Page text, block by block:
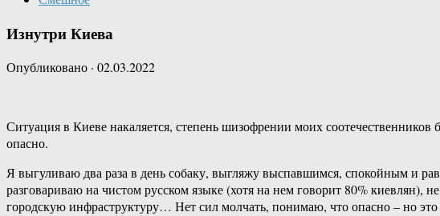
Изнутри Киева
Опубликовано · 02.03.2022
Ситуация в Киеве накаляется, степень шизофрении моих
опасно.
Я выгуливаю два раза в день собаку, выгляжу выспавшимся, спокойным и
разговариваю на чистом русском языке (хотя на нем говорит 80%
городскую инфраструктуру… Нет сил молчать, понимаю, что опасно – но это